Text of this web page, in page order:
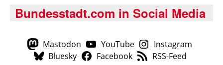
Bundesstadt.com in Social Media
Mastodon YouTube
Instagram
Bluesky
Facebook RSS-Feed